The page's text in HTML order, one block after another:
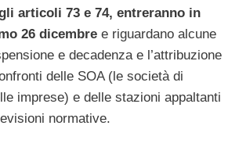
articoli 73 e 74, entreranno in
26 dicembre e riguardano alcune
e decadenza e l’attribuzione
delle SOA (le società di
imprese) e delle stazioni appaltanti
normative.